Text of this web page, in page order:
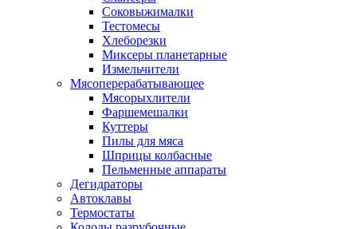
Соковыжималки
Тестомесы
Хлеборезки
Миксеры планетарные
Измельчители
Мясоперерабатывающее
Мясорыхлители
Фаршемешалки
Куттеры
Пилы для мяса
Шприцы колбасные
Пельменные аппараты
Дегидраторы
Автоклавы
Термостаты